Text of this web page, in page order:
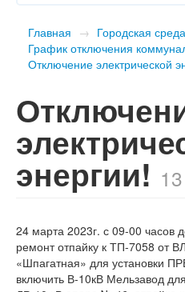
Главная → Городская среда
График отключения
Отключение электрической
энергии!
24 марта 2023г. с 09-00 часов
ремонт отпайку к ТП-7058 от
«Шпагатная» для установки
включить В-10кВ Мельзавод